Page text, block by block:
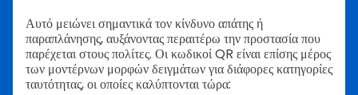
Αυτό μειώνει σημαντικά τον κίνδυνο απάτης ή
παραπλάνησης, αυξάνοντας περαιτέρω την προστασία που
παρέχεται στους πολίτες. Οι κωδικοί QR είναι επίσης μέρος
των μοντέρνων μορφών δειγμάτων για διάφορες κατηγορίες
ταυτότητας, οι οποίες καλύπτονται τώρα: